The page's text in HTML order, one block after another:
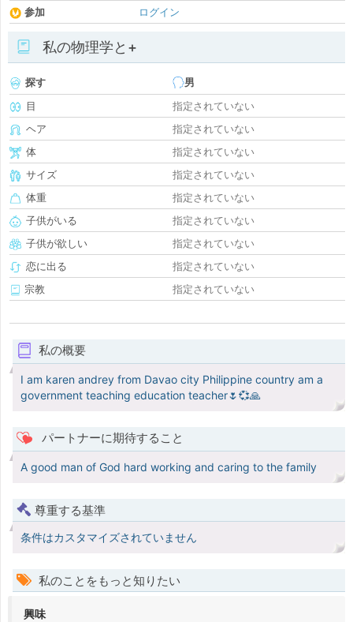
参加
ログイン
私の物理学と+
探す
男
目
指定されていない
ヘア
指定されていない
体
指定されていない
サイズ
指定されていない
体重
指定されていない
子供がいる
指定されていない
子供が欲しい
指定されていない
恋に出る
指定されていない
宗教
指定されていない
私の概要
I am karen andrey from Davao city Philippine country am a
government teaching education teacher🌷💞🙏
パートナーに期待すること
A good man of God hard working and caring to the family
尊重する基準
条件はカスタマイズされていません
私のことをもっと知りたい
興味